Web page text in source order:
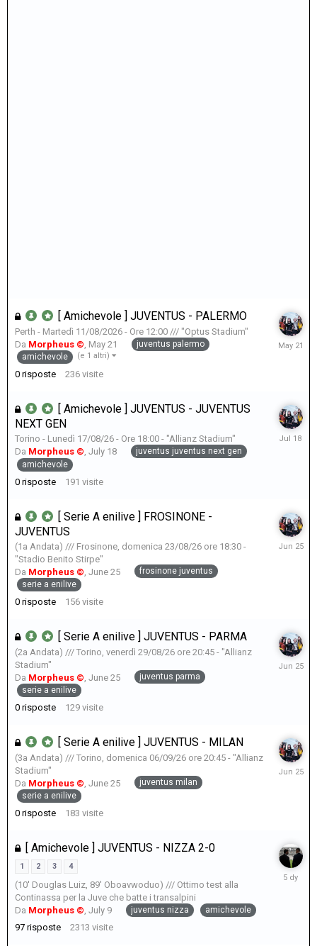
[ Amichevole ] JUVENTUS - PALERMO
Perth - Martedì 11/08/2026 - Ore 12:00 /// "Optus Stadium"
Da Morpheus ©, May 21
juventus palermo
amichevole
(e 1 altri)
0 risposte 236 visite
May
[ Amichevole ] JUVENTUS - JUVENTUS
NEXT GEN
Torino - Lunedì 17/08/26 - Ore 18:00 - "Allianz Stadium"
Da Morpheus ©, July 18
juventus juventus next gen
amichevole
0 risposte 191 visite
July
[ Serie A enilive ] FROSINONE -
JUVENTUS
(1a Andata) /// Frosinone, domenica 23/08/26 ore 18:30 -
"Stadio Benito Stirpe"
Da Morpheus © June 25
frosinone juventus
serie a enilive
0 risposte 156 visite
June
[ Serie A enilive ] JUVENTUS - PARMA
(2a Andata) /// Torino, venerdì 29/08/26 ore 20:45 - "Allianz
Stadium"
Da Morpheus © June 25
juventus parma
serie a enilive
0 risposte 129 visite
June
[ Serie A enilive ] JUVENTUS - MILAN
(3a Andata) /// Torino, domenica 06/09/26 ore 20:45 - "Allianz
Stadium"
Da Morpheus © June 25
juventus milan
serie a enilive
0 risposte 183 visite
June
[ Amichevole ] JUVENTUS - NIZZA 2-0
1 2 3 4
(10' Douglas Luiz, 89' Oboavwoduo) /// Ottimo test alla
Continassa per la Juve che batte i transalpini
Da Morpheus © July 9 juventus nizza amichevole
97 risposte 2313 visite